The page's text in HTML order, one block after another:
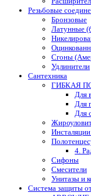
Резьбовые
Бронзовые
Латунные
Сгоны
Удлинители
Сантехника
ГИБКАЯ
Для
Для
Для
4.
Сифоны
Смесители
Унитазы и
Система защиты